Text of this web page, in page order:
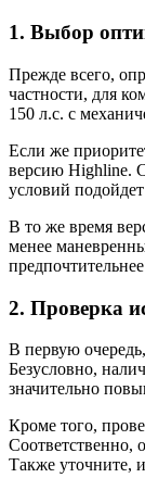
1. Выбор
Прежде всего,
частности, для
150 л.с. с
Если же
версию Highline.
условий
В то же время
менее
2. Проверка
В первую
Безусловно,
значительно
Кроме того,
Соответственно,
Также уточните,